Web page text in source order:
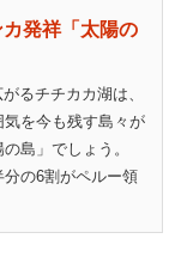
発祥「太陽の
るチチカカ湖は、
を今も残す島々が
島」でしょう。
の6割がペルー領